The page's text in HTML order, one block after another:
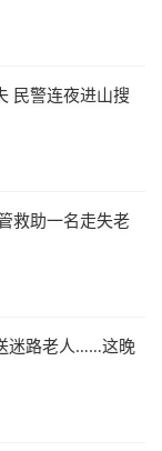
民警连夜进山搜
救助一名走失老
迷路老人……这晚